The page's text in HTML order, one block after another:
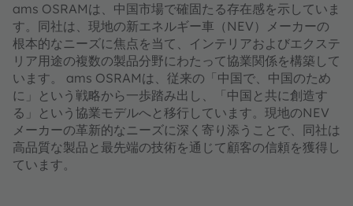
ams OSRAMは、中国市場で確固たる存在感を示していま
す。同社は、現地の新エネルギー車（NEV）メーカーの
根本的なニーズに焦点を当て、インテリアおよびエクステ
リア用途の複数の製品分野にわたって協業関係を構築して
います。 ams OSRAMは、従来の「中国で、中国のため
に」という戦略から一歩踏み出し、「中国と共に創造す
る」という協業モデルへと移行しています。現地のNEV
メーカーの革新的なニーズに深く寄り添うことで、同社は
高品質な製品と最先端の技術を通じて顧客の信頼を獲得し
ています。